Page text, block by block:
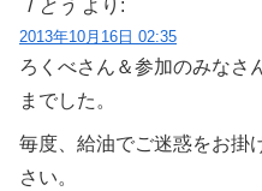
Ｉとう より:
2013年10月16日 02:35
ろくべさん＆参加のみなさ
までした。
毎度、給油でご迷惑をお掛
さい。